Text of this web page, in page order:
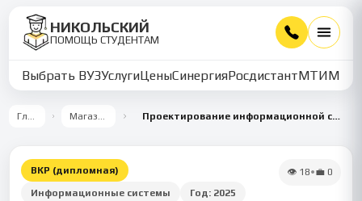
НИКОЛЬСКИЙ
ПОМОЩЬ СТУДЕНТАМ
Выбрать ВУЗУслугиЦеныСинергияРосдистантМТИММУ
Главная Магазин работ Проектирование информационной системы учета продаж спецодежды
ВКР (дипломная)
Информационные системы
Год: 2025
👁 18•💼 0